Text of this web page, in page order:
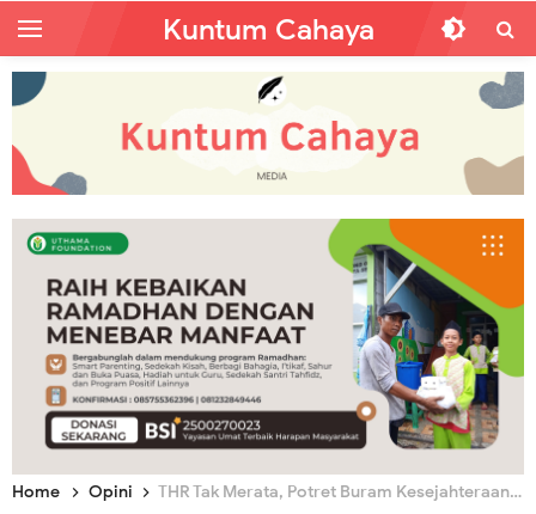
Kuntum Cahaya
Home Opini THR Tak Merata, Potret Buram Kesejahteraan Rakyat